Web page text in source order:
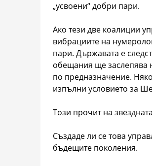
„усвоени“ добри пари.
Ако тези две коалиции
вибрациите на
пари. Държавата е
обещания ще заслепява
по предназначение.
изпълни условието за
Този прочит на
Създаде ли се това
бъдещите поколения.